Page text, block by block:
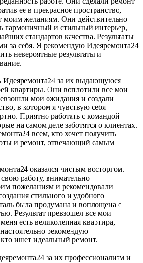
ее в прекрасное пространство,
моим желаниям. Они действительно
гармоничный и стильный интерьер,
стандартов качества. Результаты
за себя. Я рекомендую Идеяремонта24
невероятные результаты и
Идеяремонта24 за их выдающуюся
квартиры. Они воплотили все мои
мои ожидания и создали
в котором я чувствую себя
Приятно работать с командой
на самом деле заботятся о клиентах.
всем, кто хочет получить
и ремонт, отвечающий самым
оказался чистым восторгом.
работу, внимательно
пожеланиям и рекомендовали
стильного и удобного
была продумана и воплощена с
Результат превзошел все мои
есть великолепная квартира,
рекомендую
ищет идеальный ремонт.
за их профессионализм и